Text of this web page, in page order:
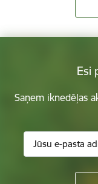
Esi
Saņem iknedēļas